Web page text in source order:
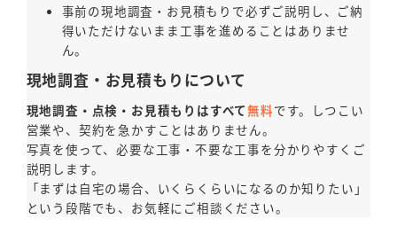
事前の現地調査・お見積もりで必ずご説明し、ご納
得いただけないまま工事を進めることはありませ
ん。
現地調査・お見積もりについて
現地調査・点検・お見積もりはすべて無料です。しつこい
営業や、契約を急かすことはありません。
写真を使って、必要な工事・不要な工事を分かりやすくご
説明します。
「まずは自宅の場合、いくらくらいになるのか知りたい」
という段階でも、お気軽にご相談ください。